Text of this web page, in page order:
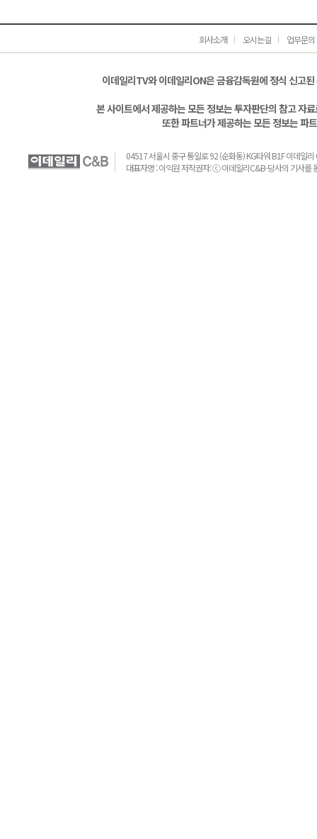
회사소개 오시는길 업무문의
이데일리TV와 이데일리ON은 금융감독원에 정식 신고
본 사이트에서 제공하는 모든 정보는 투자판단의 참고 자
또한 파트너가 제공하는 모든 정보는 파
04517 서울시 중구 통일로 92 (순화동) KG타워 B1F 이데일
대표자명 : 이익원 저작권자: ⓒ 이데일리C&B-당사의 기사를